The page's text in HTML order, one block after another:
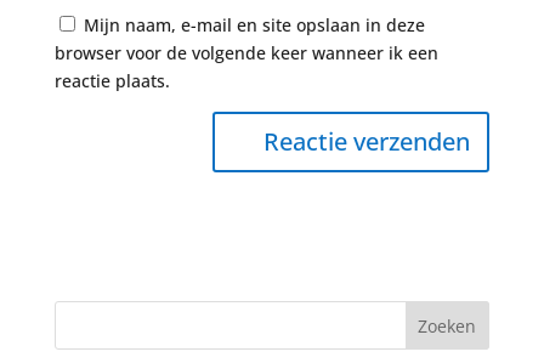
Mijn naam, e-mail en site opslaan in deze
browser voor de volgende keer wanneer ik een
reactie plaats.